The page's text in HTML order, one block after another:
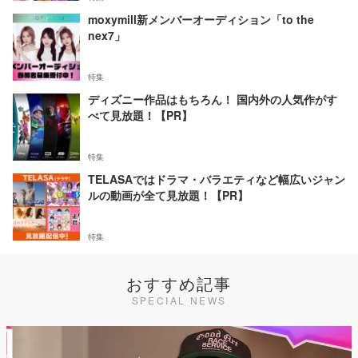
moxymill新メンバーオーディション「to the
nex7」
特集
ディズニー作品はもちろん！ 国内外の人気作がす
べて見放題！【PR】
特集
TELASAではドラマ・バラエティなど幅広いジャン
ルの動画が全て見放題！【PR】
特集
おすすめ記事
SPECIAL NEWS